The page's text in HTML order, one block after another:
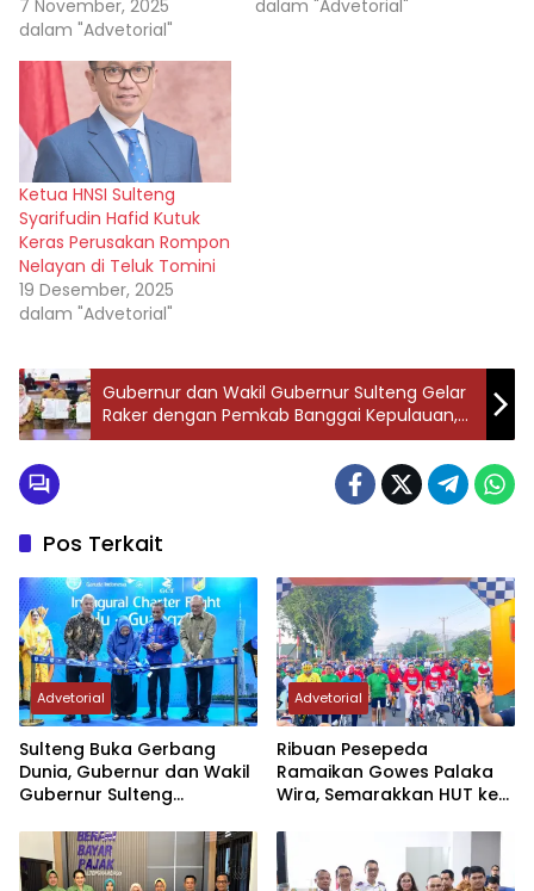
7 November, 2025
dalam "Advetorial"
dalam "Advetorial"
Ketua HNSI Sulteng
Syarifudin Hafid Kutuk
Keras Perusakan Rompon
Nelayan di Teluk Tomini
19 Desember, 2025
dalam "Advetorial"
Gubernur dan Wakil Gubernur Sulteng Gelar
Raker dengan Pemkab Banggai Kepulauan,
Perkuat Sinergitas Lewat Program “9 Berani”
Pos Terkait
Advetorial
Sulteng Buka Gerbang
Dunia, Gubernur dan Wakil
Gubernur Sulteng
Perdana Internasional
Palu-Guangzhou
Advetorial
Ribuan Pesepeda
Ramaikan Gowes Palaka
Wira, Semarakkan HUT ke-1